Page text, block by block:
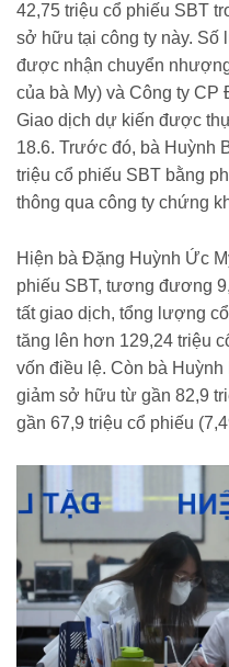
42,75 triệu cổ phiếu SBT
sở hữu tại công ty này.
được nhận chuyển
của bà My) và Công ty
Giao dịch dự kiến được
18.6. Trước đó, bà Huỳnh
triệu cổ phiếu SBT bằng
thông qua công ty chứng
Hiện bà Đặng Huỳnh Ức
phiếu SBT, tương đương
tất giao dịch, tổng lượng
tăng lên hơn 129,24 triệu
vốn điều lệ. Còn bà
giảm sở hữu từ gần 82,9
gần 67,9 triệu cổ phiếu